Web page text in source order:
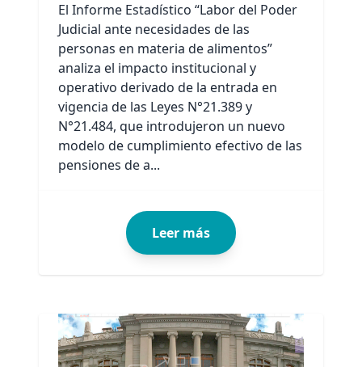
El Informe Estadístico “Labor del Poder
Judicial ante necesidades de las
personas en materia de alimentos”
analiza el impacto institucional y
operativo derivado de la entrada en
vigencia de las Leyes N°21.389 y
N°21.484, que introdujeron un nuevo
modelo de cumplimiento efectivo de las
pensiones de a...
Leer más